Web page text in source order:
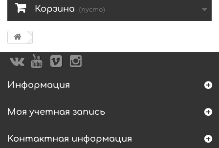
Корзина (пусто)
Информация
Моя учетная запись
Контактная информация